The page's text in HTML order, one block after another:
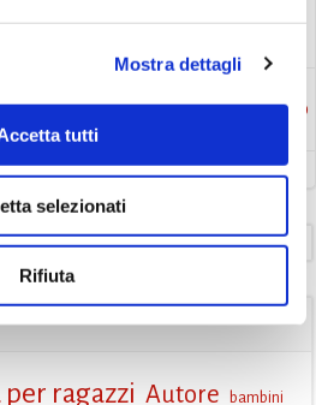
Mostra dettagli
tutti
selezionati
Rifiuta
Post
navigation
Successivo
ragazzi Autore bambini